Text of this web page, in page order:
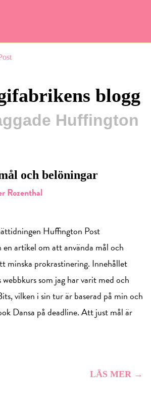
blogg
Huffington
och belöningar
Rozenthal
Huffington Post
en artikel om att använda mål och
minska prokrastinering. Innehållet
webbkurs som jag har varit med och
vilken i sin tur är baserad på min och
Dansa på deadline. Att just mål är
LÄS MER →